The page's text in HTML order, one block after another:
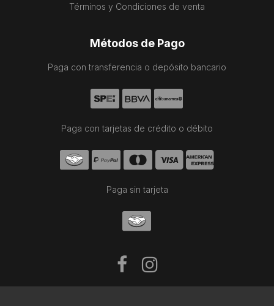
Términos y Condiciones de venta
Métodos de Pago
Paga con transferencia o depósito bancario
Paga con tarjetas de crédito o débito
Paga sin tarjeta